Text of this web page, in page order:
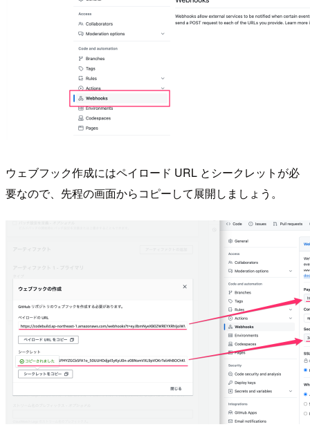
ウェブフック作成にはペイロード URL とシークレットが必
要なので、先程の画面からコピーして展開しましょう。